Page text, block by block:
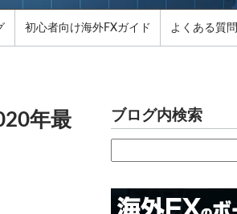
初心者向け海外FXガイド よくある質問
年最
ブログ内検索